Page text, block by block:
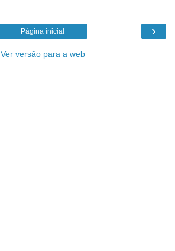
›
Página inicial
Ver versão para a web